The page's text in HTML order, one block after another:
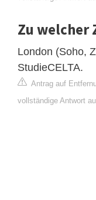
Zu welcher
London (Soho,
StudieCELTA.
Antrag auf
vollständige Antwort